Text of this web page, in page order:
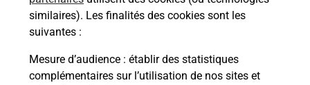
similaires). Les finalités des cookies sont les
suivantes :
Mesure d’audience : établir des statistiques
complémentaires sur l’utilisation de nos sites et
Malin !
La Poste
en ligne